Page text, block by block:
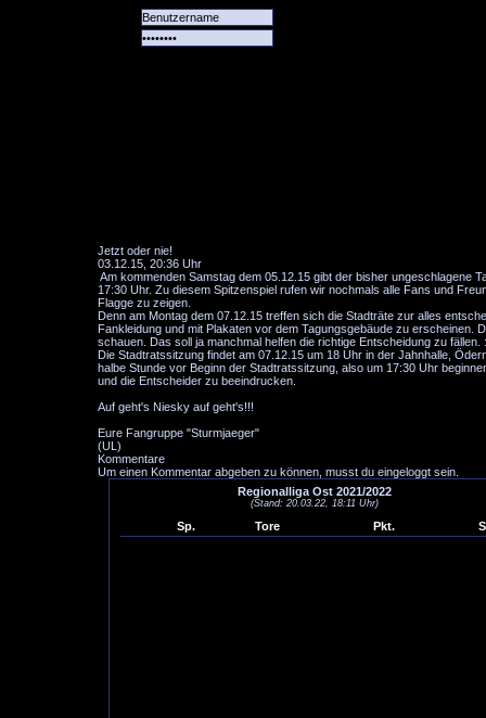
Jetzt oder nie!
03.12.15, 20:36 Uhr
Am kommenden Samstag dem 05.12.15 gibt der bisher ungeschlagene
17:30 Uhr. Zu diesem Spitzenspiel rufen wir nochmals alle Fans und
Flagge zu zeigen.
Denn am Montag dem 07.12.15 treffen sich die Stadträte zur alles
Fankleidung und mit Plakaten vor dem Tagungsgebäude zu erscheinen.
schauen. Das soll ja manchmal helfen die richtige Entscheidung zu fällen.
Die Stadtratssitzung findet am 07.12.15 um 18 Uhr in der Jahnhalle,
halbe Stunde vor Beginn der Stadtratssitzung, also um 17:30 Uhr
und die Entscheider zu beeindrucken.
Auf geht's Niesky auf geht's!!!
Eure Fangruppe "Sturmjaeger"
(UL)
Kommentare
Um einen Kommentar abgeben zu können, musst du eingeloggt sein.
Regionalliga Ost 2021/2022
(Stand: 20.03.22, 18:11 Uhr)
Sp. Tore Pkt.